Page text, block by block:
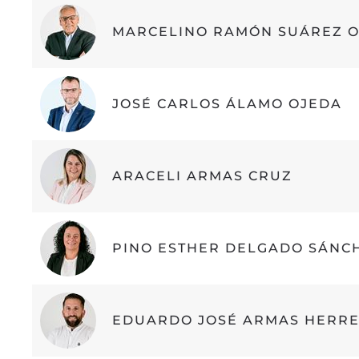
MARCELINO RAMÓN SUÁREZ
JOSÉ CARLOS ÁLAMO OJEDA
ARACELI ARMAS CRUZ
PINO ESTHER DELGADO
EDUARDO JOSÉ ARMAS